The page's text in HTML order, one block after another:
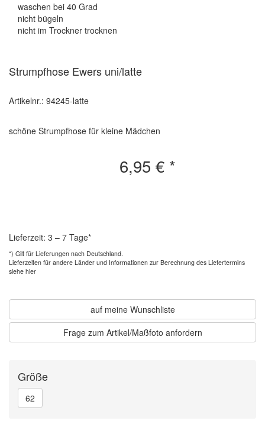
waschen bei 40 Grad
nicht bügeln
nicht im Trockner trocknen
Strumpfhose Ewers uni/latte
Artikelnr.: 94245-latte
schöne Strumpfhose für kleine Mädchen
6,95 €*
Lieferzeit: 3 – 7 Tage*
*) Gilt für Lieferungen nach Deutschland.
Lieferzeiten für andere Länder und Informationen zur Berechnung des Liefertermins
siehe hier
auf meine Wunschliste
Frage zum Artikel/Maßfoto anfordern
Größe
62